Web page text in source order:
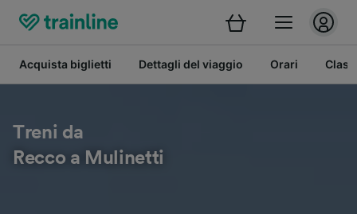
Acquista biglietti Dettagli del viaggio Orari
Treni da
Recco a Mulinetti